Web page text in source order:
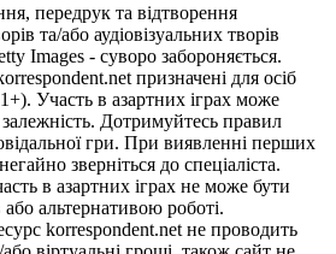
передрук та відтворення
та/або аудіовізуальних творів
Images - суворо забороняється.
призначені для осіб
Участь в азартних іграх може
Дотримуйтесь правил
гри. При виявленні перших
зверніться до спеціаліста.
в азартних іграх не може бути
альтернативою роботі.
korrespondent.net не проводить